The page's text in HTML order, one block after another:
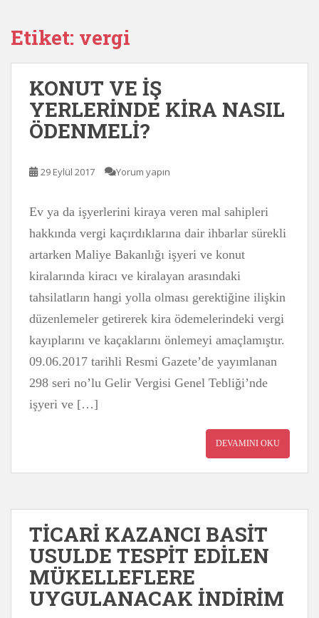
Etiket: vergi
KONUT VE İŞ
YERLERİNDE KİRA NASIL
ÖDENMELİ?
29 Eylül 2017 Yorum yapın
Ev ya da işyerlerini kiraya veren mal sahipleri
hakkında vergi kaçırdıklarına dair ihbarlar sürekli
artarken Maliye Bakanlığı işyeri ve konut
kiralarında kiracı ve kiralayan arasındaki
tahsilatların hangi yolla olması gerektiğine ilişkin
düzenlemeler getirerek kira ödemelerindeki vergi
kayıplarını ve kaçaklarını önlemeyi amaçlamıştır.
09.06.2017 tarihli Resmi Gazete’de yayımlanan
298 seri no’lu Gelir Vergisi Genel Tebliği’nde
işyeri ve […]
DEVAMINI OKU
TİCARİ KAZANCI BASİT
USULDE TESPİT EDİLEN
MÜKELLEFLERE
UYGULANACAK İNDİRİM